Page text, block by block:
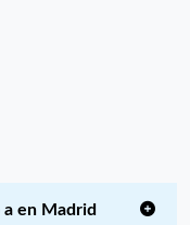
en Madrid